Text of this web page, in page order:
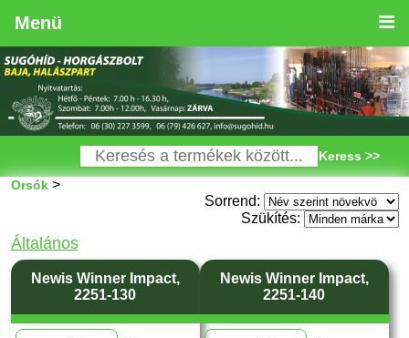
Menü
Keress >>
Orsók>
Sorrend:
Szükítés:
Általános
Newis Winner Impact,
2251-130
Newis Winner Impact,
2251-140